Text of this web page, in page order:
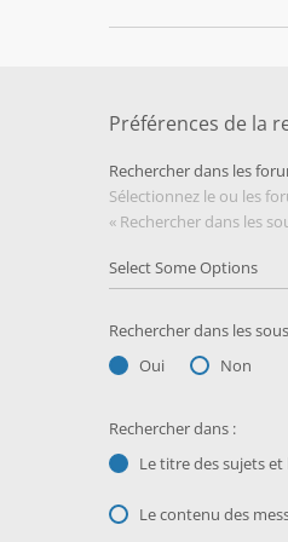
Préférences de la
Rechercher dans les
Sélectionnez le ou les
« Rechercher dans les
Rechercher dans les
Oui
Non
Rechercher dans :
Le titre des sujets
Le contenu des